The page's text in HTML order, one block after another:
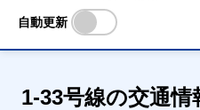
自動更新
1-33号線の交通